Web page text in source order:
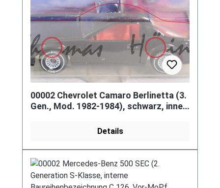
00002 Chevrolet Camaro Berlinetta (3.
Gen., Mod. 1982-1984), schwarz, innen
Details